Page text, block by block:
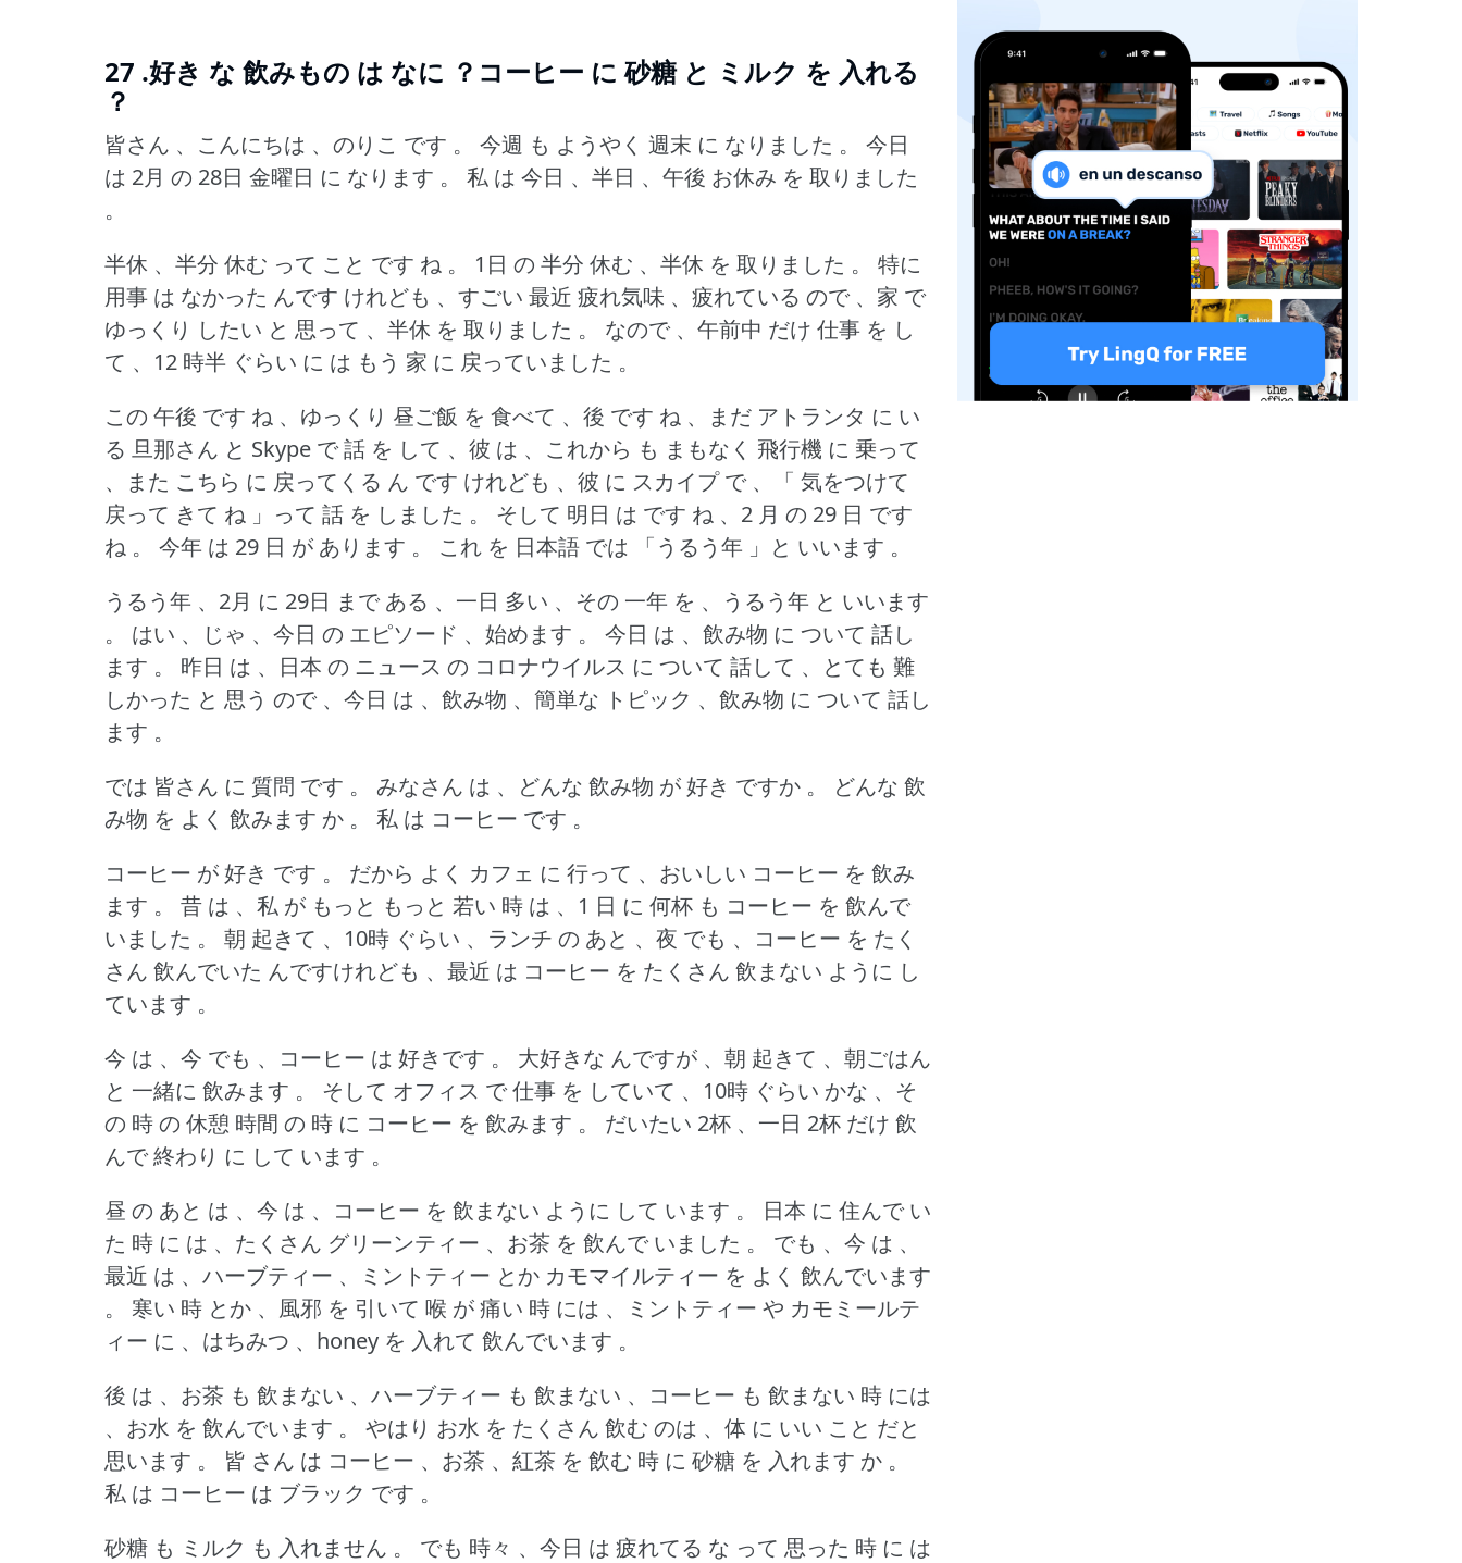
27 .好き な 飲みもの は なに ？コーヒー に 砂糖 と ミルク を 入れる
？
皆さん 、こんにちは 、のりこ です 。 今週 も ようやく 週末 に なりました 。
今日
は 2月 の 28日 金曜日 に なります 。
私 は 今日 、半日 、午後 お休み を 取りました
。
半休 、半分 休む って こと です ね 。
1日 の 半分 休む 、半休 を 取りました 。
特に
用事 は なかった んです けれども 、すごい 最近 疲れ気味 、疲れている ので 、家 で
ゆっくり したい と 思って 、半休 を 取りました 。
なので 、午前中 だけ 仕事 を し
て 、12 時半 ぐらい に は もう 家 に 戻っていました 。
この 午後 です ね 、ゆっくり 昼ご飯 を 食べて 、後 です ね 、まだ アトランタ に い
る 旦那さん と Skype で 話 を して 、彼 は 、これから も まもなく 飛行機 に 乗って
、また こちら に 戻ってくる ん です けれども 、彼 に スカイプ で 、「 気をつけて
戻って きて ね 」って 話 を しました 。
そして 明日 は です ね 、2 月 の 29 日 です
ね 。
今年 は 29 日 が あります 。
これ を 日本語 では 「うるう年 」と いいます 。
うるう年 、2月 に 29日 まで ある 、一日 多い 、その 一年 を 、うるう年 と いいます
。
はい 、じゃ 、今日 の エピソード 、始めます 。
今日 は 、飲み物 に ついて 話し
ます 。
昨日 は 、日本 の ニュース の コロナウイルス に ついて 話して 、とても 難
しかった と 思う ので 、今日 は 、飲み物 、簡単な トピック 、飲み物 に ついて 話し
ます 。
では 皆さん に 質問 です 。
みなさん は 、どんな 飲み物 が 好き ですか 。
どんな 飲
み物 を よく 飲みます か 。
私 は コーヒー です 。
コーヒー が 好き です 。
だから よく カフェ に 行って 、おいしい コーヒー を 飲み
ます 。
昔 は 、私 が もっと もっと 若い 時 は 、1 日 に 何杯 も コーヒー を 飲んで
いました 。
朝 起きて 、10時 ぐらい 、ランチ の あと 、夜 でも 、コーヒー を たく
さん 飲んでいた んですけれども 、最近 は コーヒー を たくさん 飲まない ように し
ています 。
今 は 、今 でも 、コーヒー は 好きです 。
大好きな んですが 、朝 起きて 、朝ごはん
と 一緒に 飲みます 。
そして オフィス で 仕事 を していて 、10時 ぐらい かな 、そ
の 時 の 休憩 時間 の 時 に コーヒー を 飲みます 。
だいたい 2杯 、一日 2杯 だけ 飲
んで 終わり に して います 。
昼 の あと は 、今 は 、コーヒー を 飲まない ように して います 。
日本 に 住んで い
た 時 に は 、たくさん グリーンティー 、お茶 を 飲んで いました 。
でも 、今 は 、
最近 は 、ハーブティー 、ミントティー とか カモマイルティー を よく 飲んでいます
。
寒い 時 とか 、風邪 を 引いて 喉 が 痛い 時 には 、ミントティー や カモミールテ
ィー に 、はちみつ 、honey を 入れて 飲んでいます 。
後 は 、お茶 も 飲まない 、ハーブティー も 飲まない 、コーヒー も 飲まない 時 には
、お水 を 飲んでいます 。
やはり お水 を たくさん 飲む のは 、体 に いい こと だと
思います 。
皆 さん は コーヒー 、お茶 、紅茶 を 飲む 時 に 砂糖 を 入れます か 。
私 は コーヒー は ブラック です 。
砂糖 も ミルク も 入れません 。
でも 時々 、今日 は 疲れてる な って 思った 時 に は